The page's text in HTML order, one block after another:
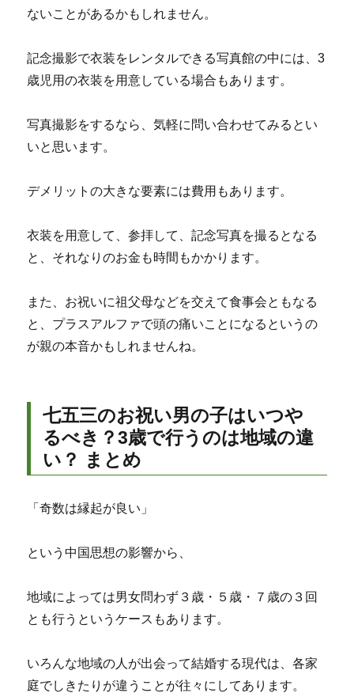
ないことがあるかもしれません。
記念撮影で衣装をレンタルできる写真館の中には、3
歳児用の衣装を用意している場合もあります。
写真撮影をするなら、気軽に問い合わせてみるとい
いと思います。
デメリットの大きな要素には費用もあります。
衣装を用意して、参拝して、記念写真を撮るとなる
と、それなりのお金も時間もかかります。
また、お祝いに祖父母などを交えて食事会ともなる
と、プラスアルファで頭の痛いことになるというの
が親の本音かもしれませんね。
七五三のお祝い男の子はいつや
るべき？3歳で行うのは地域の違
い？ まとめ
「奇数は縁起が良い」
という中国思想の影響から、
地域によっては男女問わず３歳・５歳・７歳の３回
とも行うというケースもあります。
いろんな地域の人が出会って結婚する現代は、各家
庭でしきたりが違うことが往々にしてあります。